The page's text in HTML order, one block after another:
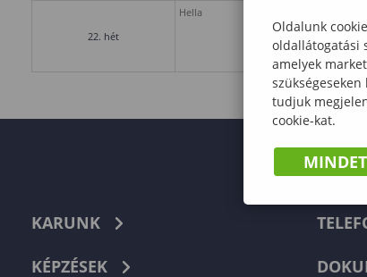
22. hét
Hella
KARUNK
KÉPZÉSEK
Oldalunk
oldallátogatási
amelyek
tudjuk
cookie-kat.